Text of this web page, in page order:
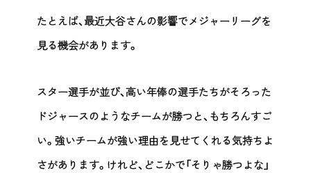
たとえば、最近大谷さんの影響でメジャーリーグを
見る機会があります。
スター選手が並び、高い年俸の選手たちがそろった
ドジャースのようなチームが勝つと、もちろんすご
い。強いチームが強い理由を見せてくれる気持ちよ
さがあります。けれど、どこかで「そりゃ勝つよな」